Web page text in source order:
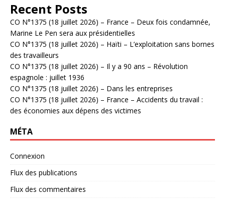
Recent Posts
CO N°1375 (18 juillet 2026) – France – Deux fois condamnée,
Marine Le Pen sera aux présidentielles
CO N°1375 (18 juillet 2026) – Haïti – L’exploitation sans bornes
des travailleurs
CO N°1375 (18 juillet 2026) – Il y a 90 ans – Révolution
espagnole : juillet 1936
CO N°1375 (18 juillet 2026) – Dans les entreprises
CO N°1375 (18 juillet 2026) – France – Accidents du travail :
des économies aux dépens des victimes
MÉTA
Connexion
Flux des publications
Flux des commentaires